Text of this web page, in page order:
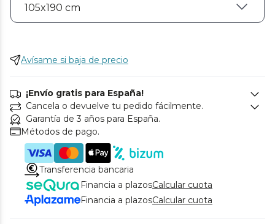
Avísame si baja de precio
¡Envío gratis para España!
Cancela o devuelve tu pedido fácilmente.
Garantía de 3 años para España.
Métodos de pago.
Transferencia bancaria
Financia a plazosCalcular cuota
Financia a plazosCalcular cuota